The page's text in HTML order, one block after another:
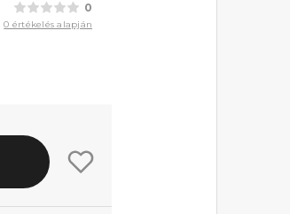
0
0 értékelés alapján